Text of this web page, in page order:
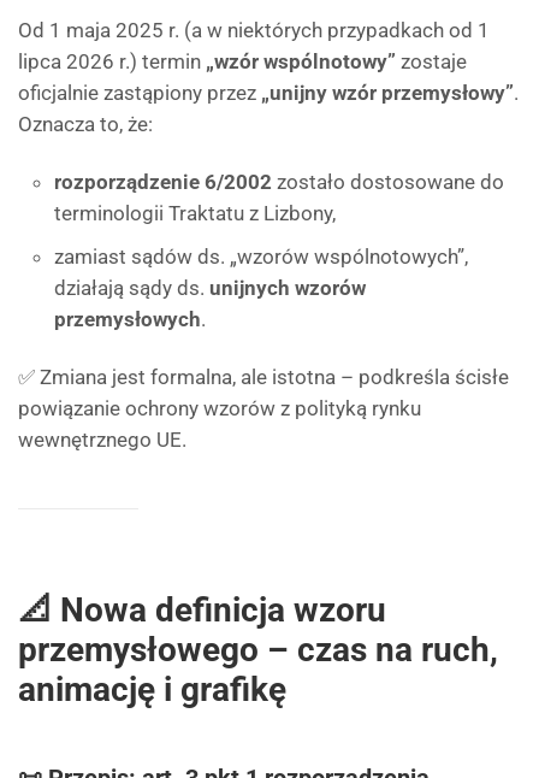
Od 1 maja 2025 r. (a w niektórych przypadkach od 1
lipca 2026 r.) termin „wzór wspólnotowy” zostaje
oficjalnie zastąpiony przez „unijny wzór przemysłowy”.
Oznacza to, że:
rozporządzenie 6/2002 zostało dostosowane do
terminologii Traktatu z Lizbony,
zamiast sądów ds. „wzorów wspólnotowych”,
działają sądy ds. unijnych wzorów
przemysłowych.
✅ Zmiana jest formalna, ale istotna – podkreśla ścisłe
powiązanie ochrony wzorów z polityką rynku
wewnętrznego UE.
📐 Nowa definicja wzoru
przemysłowego – czas na ruch,
animację i grafikę